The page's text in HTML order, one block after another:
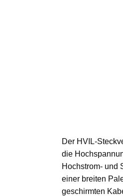
Der HVIL-
die
Hochstrom- und
einer breiten
geschirmten